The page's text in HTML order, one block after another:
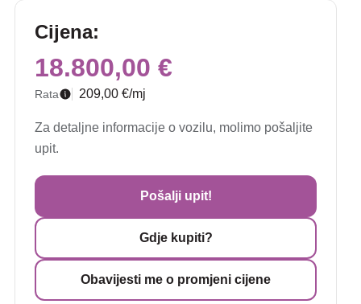
Cijena:
18.800,00 €
Rata 209,00 €/mj
Za detaljne informacije o vozilu, molimo pošaljite
upit.
Pošalji upit!
Gdje kupiti?
Obavijesti me o promjeni cijene